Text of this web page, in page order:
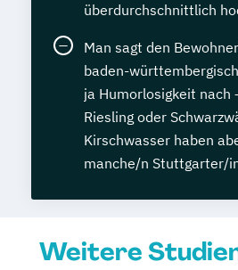
überdurchschnittlich
Man sagt den
baden-
ja Humorlosigkeit nach
Riesling oder
Kirschwasser haben
manche/n Stuttgarter/
Weitere